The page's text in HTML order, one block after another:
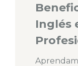
Inglés